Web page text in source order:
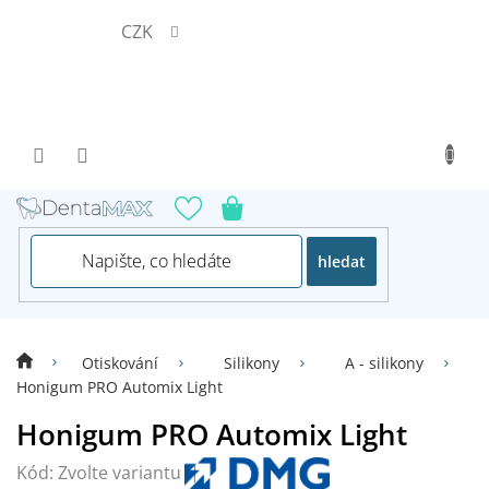
CZK
hledat
Otiskování Silikony
A - silikony
Honigum PRO Automix Light
Honigum PRO Automix Light
Kód: Zvolte variantu